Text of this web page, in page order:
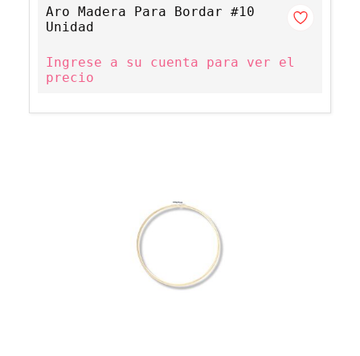
Aro Madera Para Bordar #10
Unidad
Ingrese a su cuenta para ver el
precio